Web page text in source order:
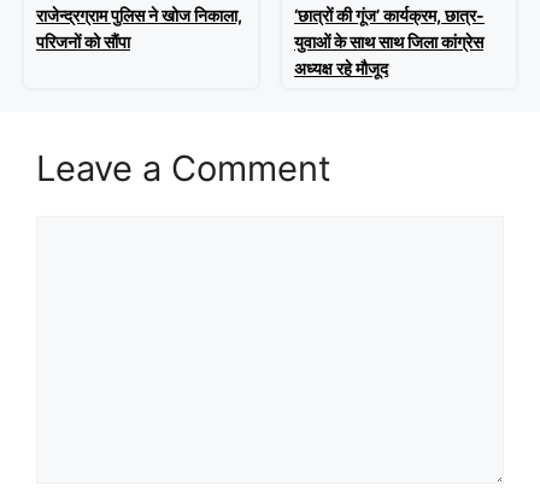
राजेन्द्रग्राम पुलिस ने खोज निकाला,
परिजनों को सौंपा
‘छात्रों की गूंज’ कार्यक्रम, छात्र-
युवाओं के साथ साथ जिला कांग्रेस
अध्यक्ष रहे मौजूद
Leave a Comment